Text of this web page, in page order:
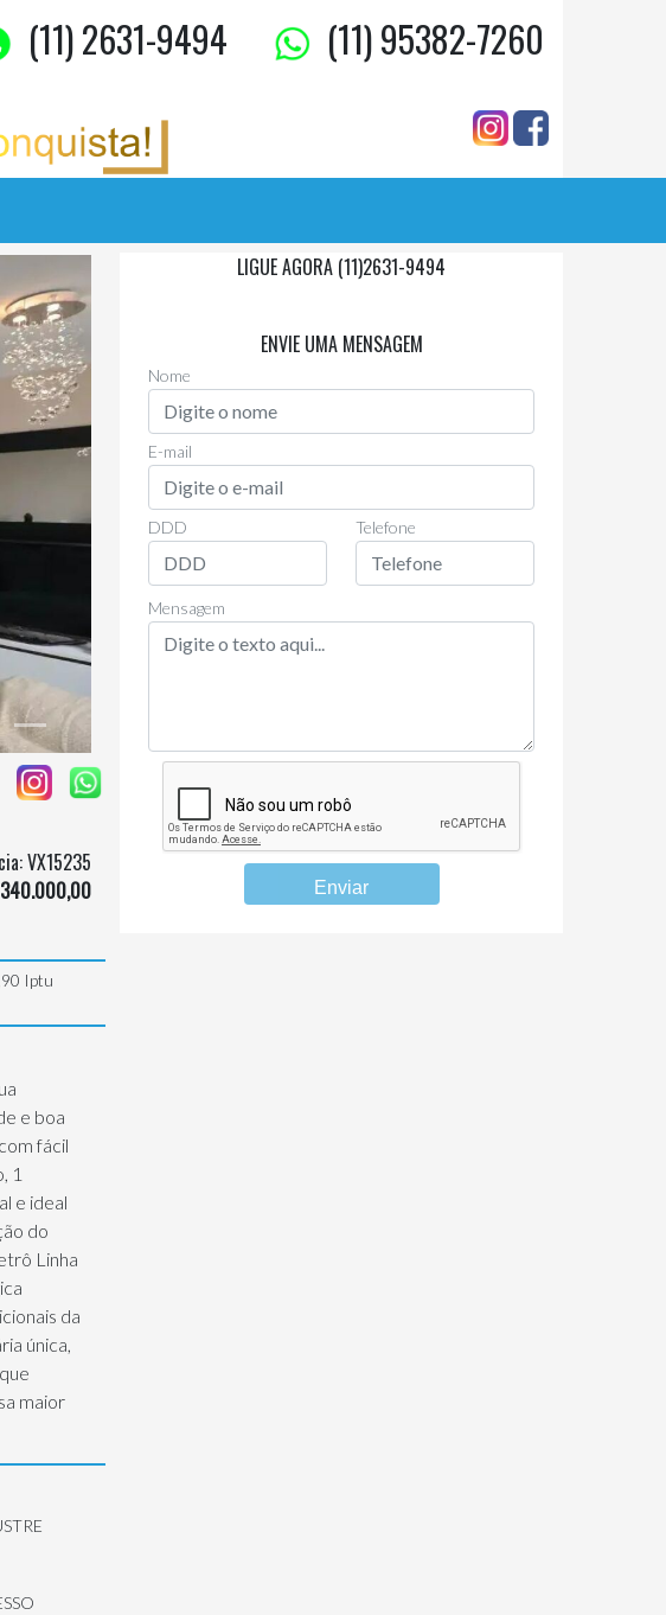
(11) 2631-9494 (11) 95382-7260
VX15235
Iptu
e boa
fácil
1
e ideal
do
Linha
da
única,
maior
LIGUE AGORA (11)2631-9494
ENVIE UMA MENSAGEM
Nome
E-mail
DDD Telefone
Mensagem